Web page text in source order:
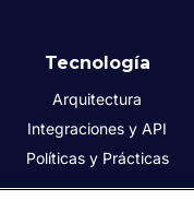
Tecnología
Arquitectura
Integraciones y API
Políticas y Prácticas